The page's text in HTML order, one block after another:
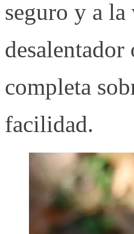
seguro y a la
completa
facilidad.